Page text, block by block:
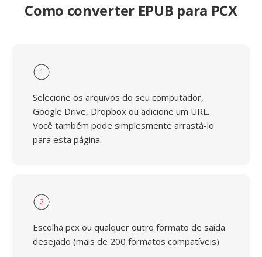
Como converter EPUB para PCX
1
Selecione os arquivos do seu computador,
Google Drive, Dropbox ou adicione um URL.
Você também pode simplesmente arrastá-lo
para esta página.
2
Escolha pcx ou qualquer outro formato de saída
desejado (mais de 200 formatos compatíveis)